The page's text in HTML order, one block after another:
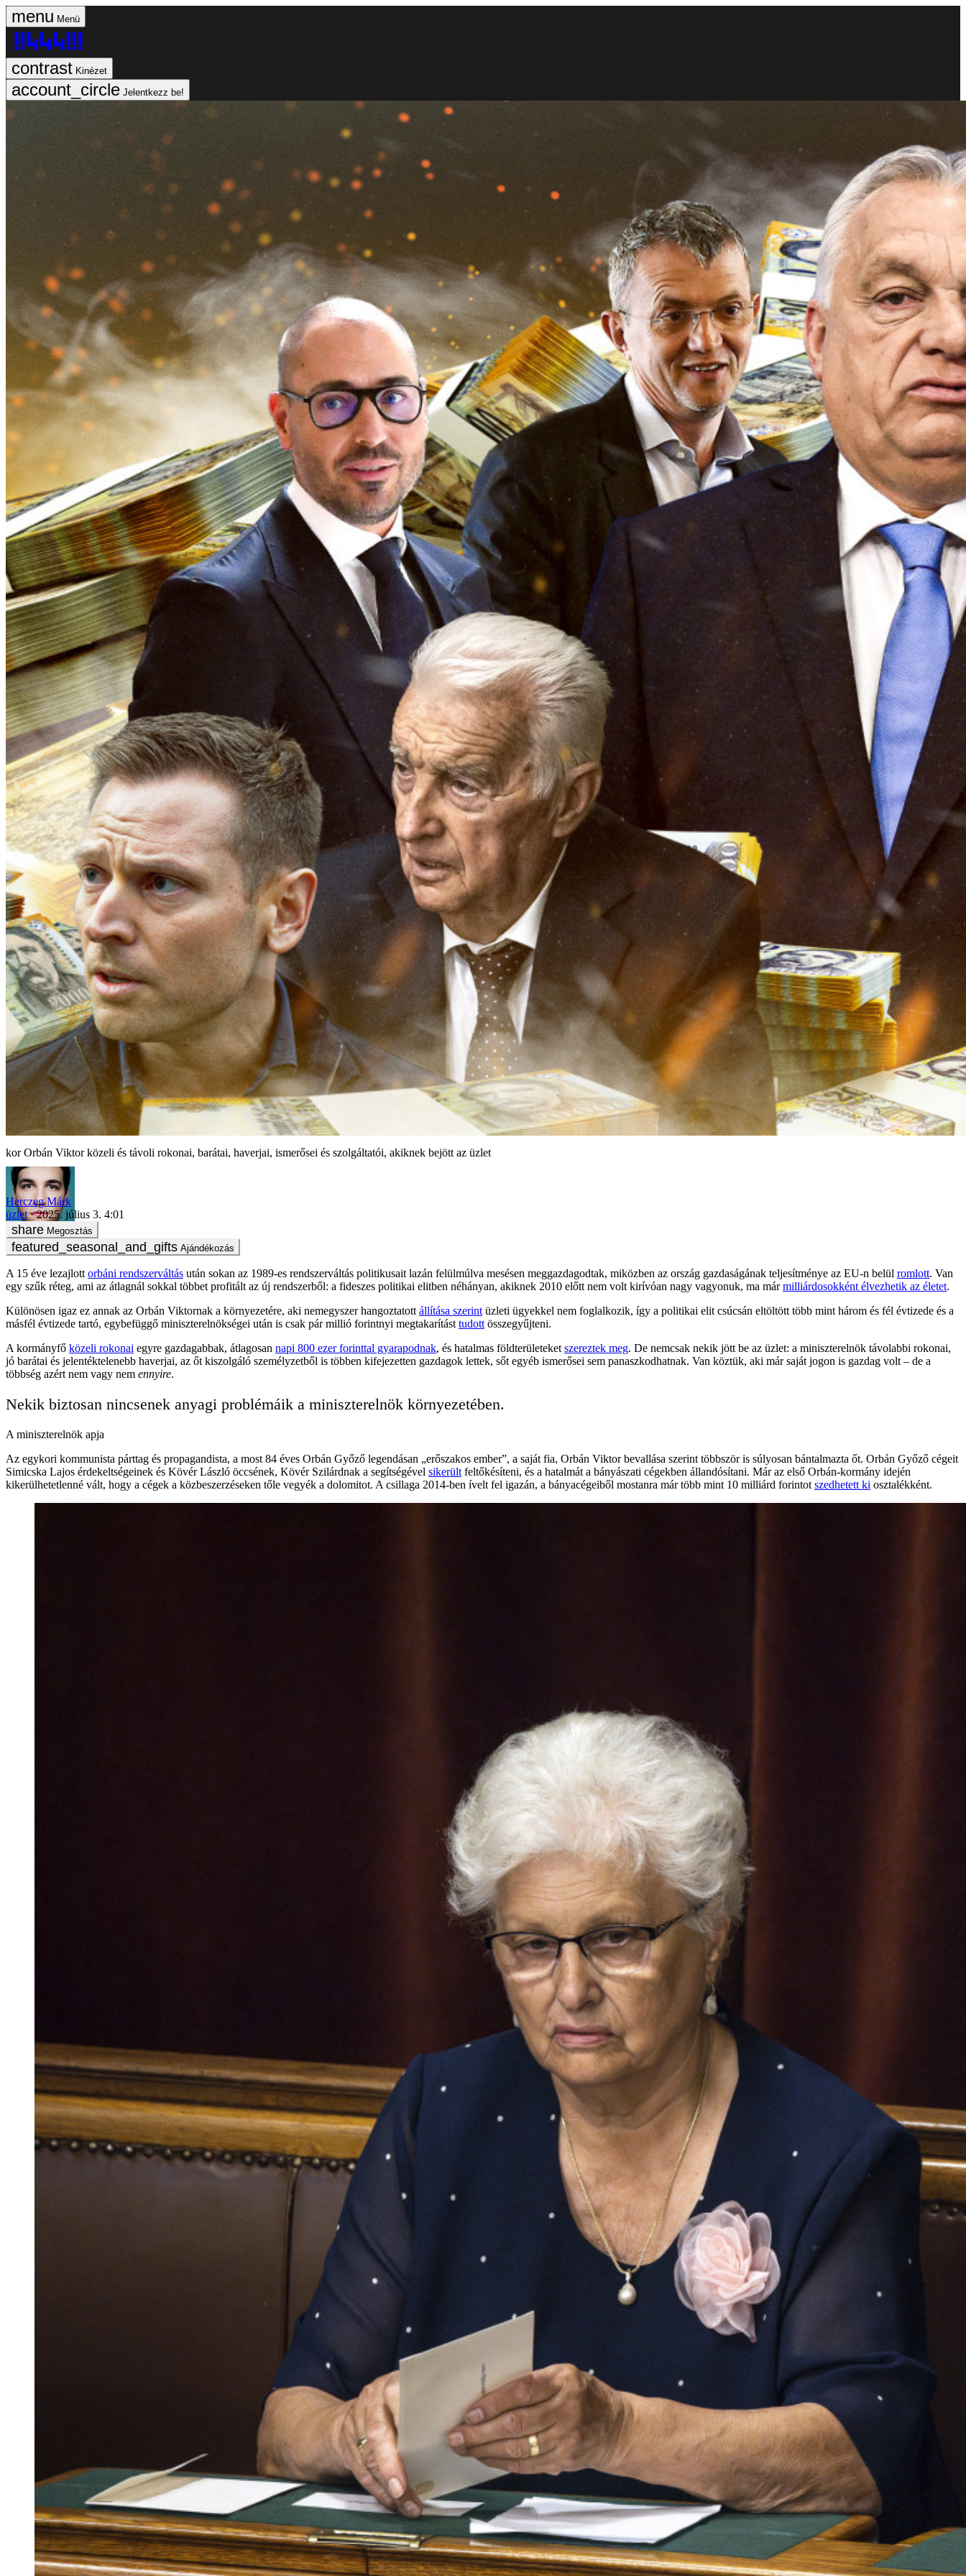
Menü
Kinézet
Jelentkezz be!
Orbán Viktor közeli és távoli rokonai, barátai, haverjai, ismerősei és szolgáltatói, akiknek bejött az üzlet
Herczeg Márk
üzlet
2025. július 3. 4:01
Megosztás
Ajándékozás
A 15 éve lezajlottorbáni rendszerváltás után sokan az 1989-es rendszerváltás politikusait lazán felülmúlva mesésen meggazdagodtak, miközben az ország gazdaságának teljesítménye az EU-n belül romlott. Van
egy szűk réteg, ami az átlagnál sokkal többet profitált az új rendszerből: a fideszes politikai elitben néhányan, akiknek 2010 előtt nem volt kirívóan nagy vagyonuk, ma mármilliárdosokként élvezhetik az életet.
Különösen igaz ez annak az Orbán Viktornak a környezetére, aki nemegyszer hangoztatottállítása szerintüzleti ügyekkel nem foglalkozik, így a politikai elit csúcsán eltöltött több mint három és fél évtizede és a
másfél évtizede tartó, egybefüggő miniszterelnökségei után is csak pár millió forintnyi megtakarításttudottösszegyűjteni.
A kormányfő közeli rokonai egyre gazdagabbak, átlagosan napi 800 ezer forinttal gyarapodnak, és hatalmas földterületeketszereztek meg. De nemcsak nekik jött be az üzlet: a miniszterelnök távolabbi rokonai,
jó barátai és jelentéktelenebb haverjai, az őt kiszolgáló személyzetből is többen kifejezetten gazdagok lettek, sőt egyéb ismerősei sem panaszkodhatnak. Van köztük, aki már saját jogon is gazdag volt – de a
többség azért nem vagy nem ennyire.
Nekik biztosan nincsenek anyagi problémáik a miniszterelnök környezetében.
A miniszterelnök apja
Az egykori kommunista párttag és propagandista, a most 84 éves Orbán Győző legendásan „erőszakos ember”, a saját fia, Orbán Viktor bevallása szerint többször is súlyosan bántalmazta őt. Orbán Győző cégeit
Simicska Lajos érdekeltségeinek és Kövér László öccsének, Kövér Szilárdnak a segítségével sikerültfeltőkésíteni, és a hatalmát a bányászati cégekben állandósítani. Már az első Orbán-kormány idején
kikerülhetetlenné vált, hogy a cégek a közbeszerzéseken tőle vegyék a dolomitot. A csillaga 2014-ben ívelt fel igazán, a bányacégeiből mostanra már több mint 10 milliárd forintotszedhetett ki osztalékként.